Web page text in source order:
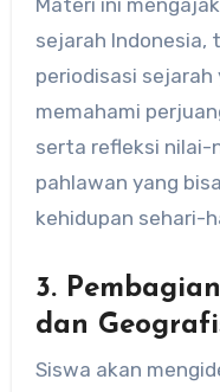
sejarah
periodisasi
memahami
serta refleksi nilai-
pahlawan yang
kehidupan sehari-
3.
dan
Siswa akan